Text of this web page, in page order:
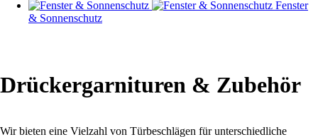
Fenster
& Sonnenschutz
Drückergarnituren & Zubehör
Wir bieten eine Vielzahl von Türbeschlägen für unterschiedliche